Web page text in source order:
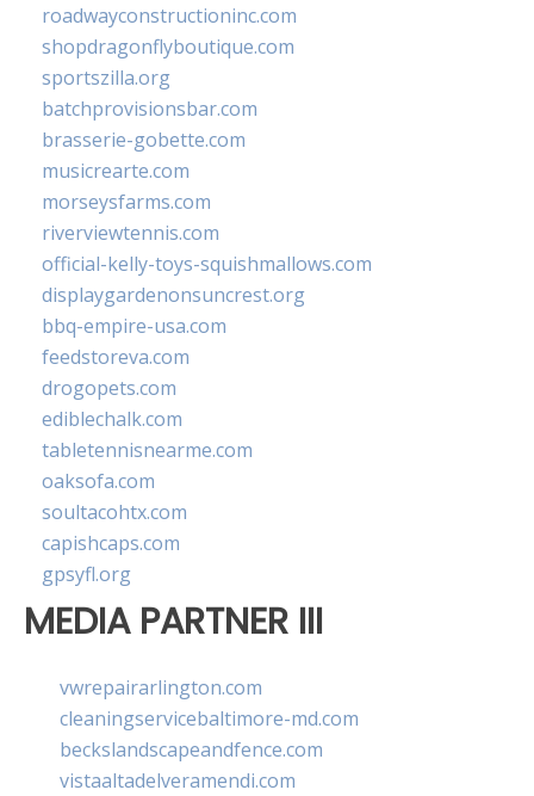
roadwayconstructioninc.com
shopdragonflyboutique.com
sportszilla.org
batchprovisionsbar.com
brasserie-gobette.com
musicrearte.com
morseysfarms.com
riverviewtennis.com
official-kelly-toys-squishmallows.com
displaygardenonsuncrest.org
bbq-empire-usa.com
feedstoreva.com
drogopets.com
ediblechalk.com
tabletennisnearme.com
oaksofa.com
soultacohtx.com
capishcaps.com
gpsyfl.org
MEDIA PARTNER III
vwrepairarlington.com
cleaningservicebaltimore-md.com
beckslandscapeandfence.com
vistaaltadelveramendi.com